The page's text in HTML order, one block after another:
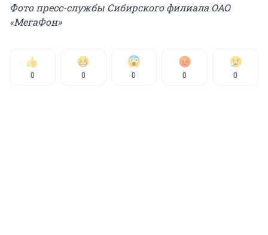
Фото пресс-службы Сибирского филиала ОАО
«МегаФон»
0 0 0 0 0